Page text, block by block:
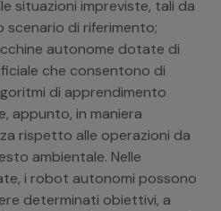
situazioni impreviste, tali da
scenario di riferimento;
autonome dotate di
che consentono di
di apprendimento
appunto, in maniera
rispetto alle operazioni da
ambientale. Nelle
i robot autonomi possono
determinati obiettivi, a